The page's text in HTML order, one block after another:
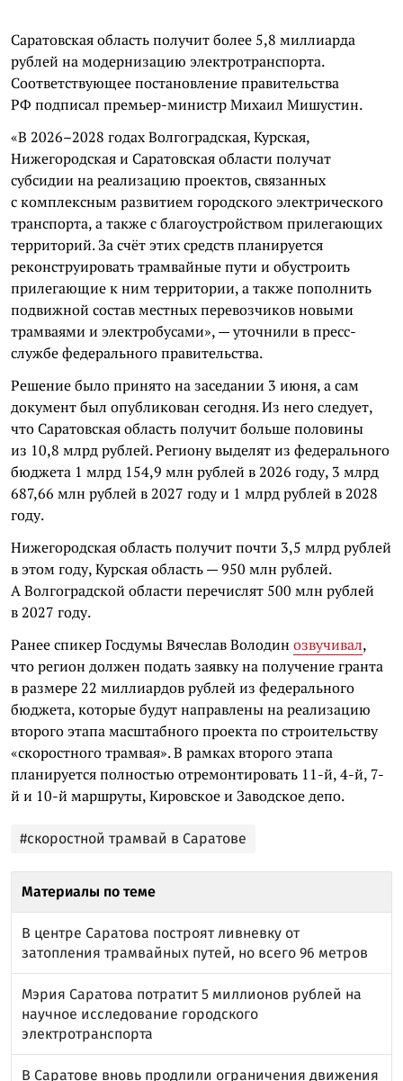
Саратовская область получит более 5,8 миллиарда
рублей на модернизацию электротранспорта.
Соответствующее постановление правительства
РФ подписал премьер-министр Михаил Мишустин.
«В 2026–2028 годах Волгоградская, Курская,
Нижегородская и Саратовская области получат
субсидии на реализацию проектов, связанных
с комплексным развитием городского электрического
транспорта, а также с благоустройством прилегающих
территорий. За счёт этих средств планируется
реконструировать трамвайные пути и обустроить
прилегающие к ним территории, а также пополнить
подвижной состав местных перевозчиков новыми
трамваями и электробусами», — уточнили в пресс-
службе федерального правительства.
Решение было принято на заседании 3 июня, а сам
документ был опубликован сегодня. Из него следует,
что Саратовская область получит больше половины
из 10,8 млрд рублей. Региону выделят из федерального
бюджета 1 млрд 154,9 млн рублей в 2026 году, 3 млрд
687,66 млн рублей в 2027 году и 1 млрд рублей в 2028
году.
Нижегородская область получит почти 3,5 млрд рублей
в этом году, Курская область — 950 млн рублей.
А Волгоградской области перечислят 500 млн рублей
в 2027 году.
Ранее спикер Госдумы Вячеслав Володин озвучивал,
что регион должен подать заявку на получение гранта
в размере 22 миллиардов рублей из федерального
бюджета, которые будут направлены на реализацию
второго этапа масштабного проекта по строительству
«скоростного трамвая». В рамках второго этапа
планируется полностью отремонтировать 11-й, 4-й, 7-
й и 10-й маршруты, Кировское и Заводское депо.
#скоростной трамвай в Саратове
Материалы по теме
В центре Саратова построят ливневку от
затопления трамвайных путей, но всего 96 метров
Мэрия Саратова потратит 5 миллионов рублей на
научное исследование городского
электротранспорта
В Саратове вновь продлили ограничения движения